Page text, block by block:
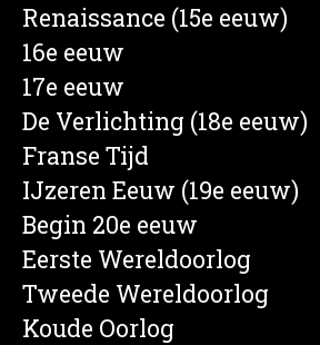
Renaissance (15e eeuw)
16e eeuw
17e eeuw
De Verlichting (18e eeuw)
Franse Tijd
IJzeren Eeuw (19e eeuw)
Begin 20e eeuw
Eerste Wereldoorlog
Tweede Wereldoorlog
Koude Oorlog